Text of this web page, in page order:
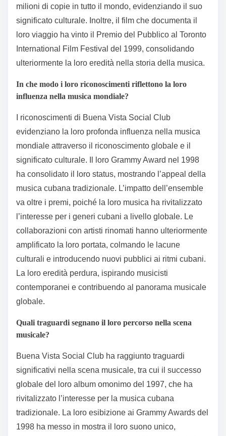
milioni di copie in tutto il mondo, evidenziando il suo
significato culturale. Inoltre, il film che documenta il
loro viaggio ha vinto il Premio del Pubblico al Toronto
International Film Festival del 1999, consolidando
ulteriormente la loro eredità nella storia della musica.
In che modo i loro riconoscimenti riflettono la loro
influenza nella musica mondiale?
I riconoscimenti di Buena Vista Social Club
evidenziano la loro profonda influenza nella musica
mondiale attraverso il riconoscimento globale e il
significato culturale. Il loro Grammy Award nel 1998
ha consolidato il loro status, mostrando l’appeal della
musica cubana tradizionale. L’impatto dell’ensemble
va oltre i premi, poiché la loro musica ha rivitalizzato
l’interesse per i generi cubani a livello globale. Le
collaborazioni con artisti rinomati hanno ulteriormente
amplificato la loro portata, colmando le lacune
culturali e introducendo nuovi pubblici ai ritmi cubani.
La loro eredità perdura, ispirando musicisti
contemporanei e contribuendo al panorama musicale
globale.
Quali traguardi segnano il loro percorso nella scena
musicale?
Buena Vista Social Club ha raggiunto traguardi
significativi nella scena musicale, tra cui il successo
globale del loro album omonimo del 1997, che ha
rivitalizzato l’interesse per la musica cubana
tradizionale. La loro esibizione ai Grammy Awards del
1998 ha messo in mostra il loro suono unico,